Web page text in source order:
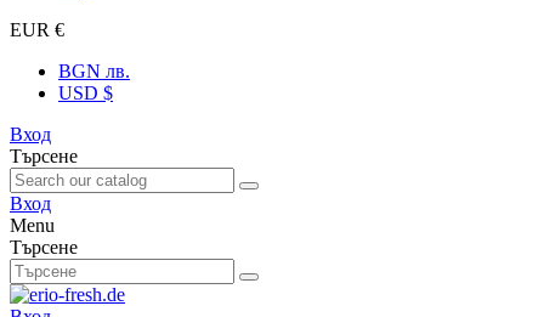
EUR €
BGN лв.
USD $
Вход
Търсене
Вход
Menu
Търсене